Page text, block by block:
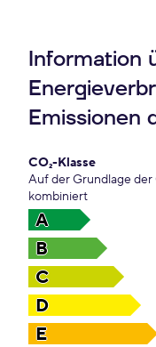
Information
Emissionen
CO₂-Klasse
Auf der Grundlage der
kombiniert
A
B
C
D
E